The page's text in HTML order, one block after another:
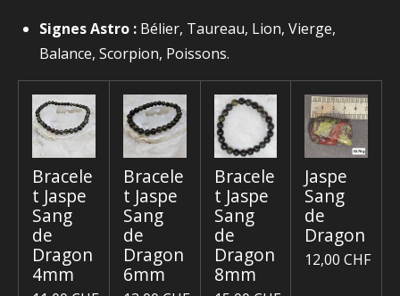
Signes Astro : Bélier, Taureau, Lion, Vierge,
Balance, Scorpion, Poissons.
Bracele
t Jaspe
Sang
de
Dragon
4mm
Bracele
t Jaspe
Sang
de
Dragon
6mm
Bracele
t Jaspe
Sang
de
Dragon
8mm
Jaspe
Sang
de
Dragon
12,00 CHF